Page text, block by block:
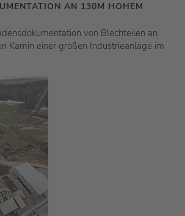
AN 130M HOHEM
von Blechteilen an
Kamin einer großen Industrieanlage im